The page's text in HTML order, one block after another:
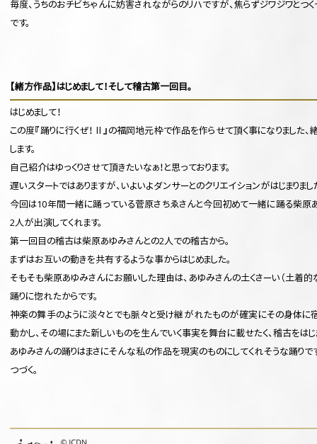
毎度、うちのおチビちゃんに妨害されながらのリハですが、焦らずジワジワとつく
です。
【緒方作品】はじめまして！そして稽古第一回目。
はじめまして！
この度『踊りに行くぜ！Ⅱ』の福岡地元枠で作品を作らせて頂く事になりました、
します。
自己紹介はゆっくりさせて頂きたいなぁ！と思っております。
遅いスタートではありますが、いよいよダンサーとのクリエイションがはじまりまし
今回は10年間一緒に踊っている菅原さちゑさんと今回初めて一緒に踊る柴原
2人が出演してくれます。
第一回目の稽古は柴原あゆみさんとの2人での稽古から。
まずはお互いの動きを共有するような事からはじめました。
そもそも柴原あゆみさんにお願いした理由は、あゆみさんの土くさーい（土着的
踊りに惚れたからです。
神楽の舞手のように淡々とでも脈々と受け継がれたものが確実にその身体に
動かし、その場にまた新しいものを生んでいく事実を舞台に載せたく、稽古をはじ
あゆみさんの踊りはまさにそんな私の作品を現実のものにしてくれそうな踊りで
つづく。